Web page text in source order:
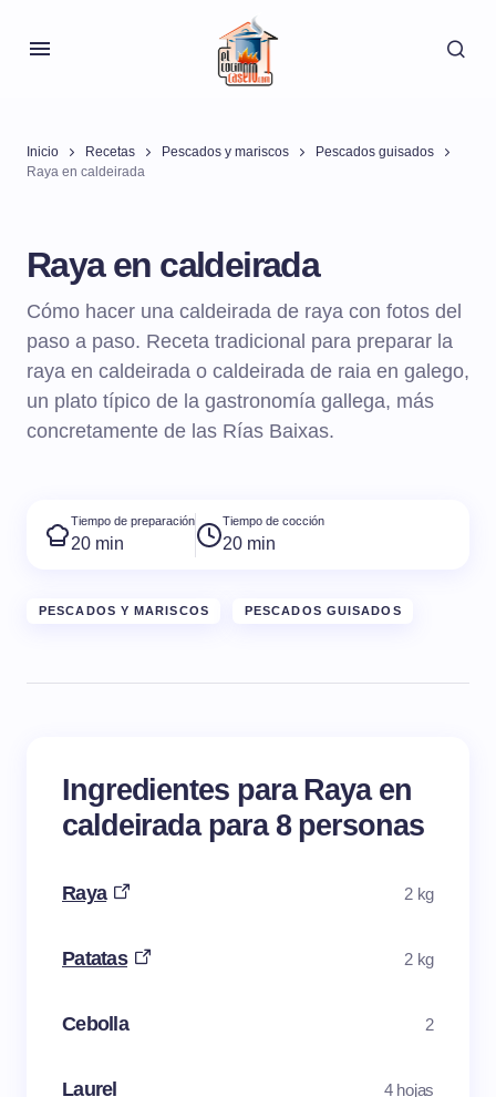
Inicio Recetas Pescados y mariscos
Pescados guisados
Raya en caldeirada
Raya en caldeirada
Cómo hacer una caldeirada de raya con fotos del
paso a paso. Receta tradicional para preparar la
raya en caldeirada o caldeirada de raia en galego,
un plato típico de la gastronomía gallega, más
concretamente de las Rías Baixas.
Tiempo de preparación
20 min
Tiempo de cocción
20 min
PESCADOS Y MARISCOS PESCADOS GUISADOS
Ingredientes para Raya en
caldeirada para 8 personas
Raya 2 kg
Patatas 2 kg
Cebolla 2
Laurel 4 hojas